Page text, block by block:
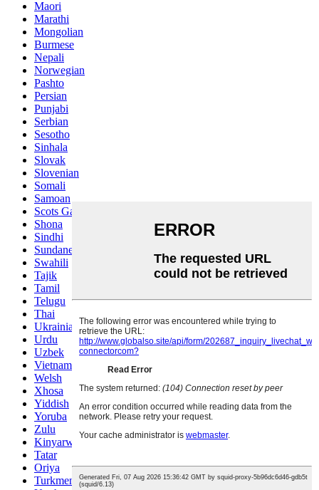
Maori
Marathi
Mongolian
Burmese
Nepali
Norwegian
Pashto
Persian
Punjabi
Serbian
Sesotho
Sinhala
Slovak
Slovenian
Somali
Samoan
Scots Gaelic
Shona
Sindhi
Sundanese
Swahili
Tajik
Tamil
Telugu
Thai
Ukrainian
Urdu
Uzbek
Vietnamese
Welsh
Xhosa
Yiddish
Yoruba
Zulu
Kinyarwanda
Tatar
Oriya
Turkmen